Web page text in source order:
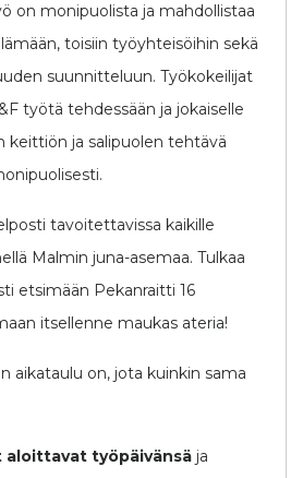
on monipuolista ja mahdollistaa
toisiin työyhteisöihin sekä
suunnitteluun. Työkokeilijat
työtä tehdessään ja jokaiselle
keittiön ja salipuolen tehtävä
tavoitettavissa kaikille
Malmin juna-asemaa. Tulkaa
etsimään Pekanraitti 16
itsellenne maukas ateria!
aikataulu on, jota kuinkin sama
työpäivänsä ja